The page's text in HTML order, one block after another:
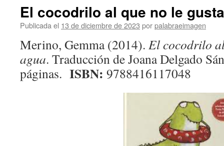
El cocodrilo al que no le
Publicada el 13 de diciembre de 2023 porpalabraeimagen
Merino, Gemma (2014). El cocodrilo
agua. Traducción de Joana Delgado
páginas. ISBN: 9788416117048